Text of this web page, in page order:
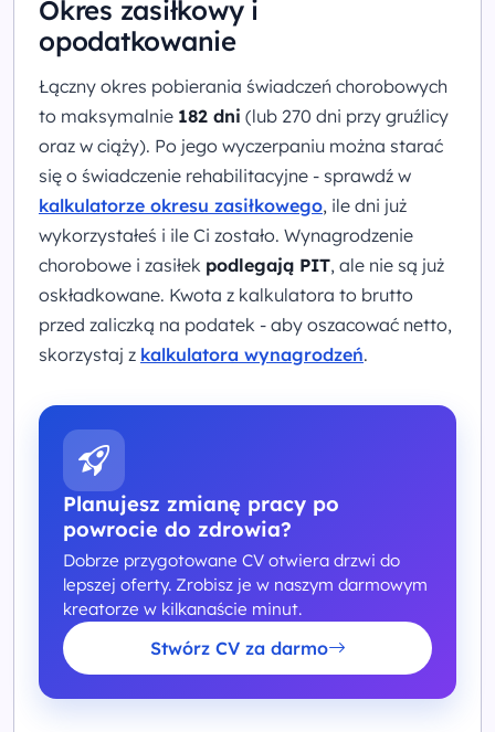
Okres zasiłkowy i
opodatkowanie
Łączny okres pobierania świadczeń chorobowych
to maksymalnie 182 dni (lub 270 dni przy gruźlicy
oraz w ciąży). Po jego wyczerpaniu można starać
się o świadczenie rehabilitacyjne - sprawdź w
kalkulatorze okresu zasiłkowego, ile dni już
wykorzystałeś i ile Ci zostało. Wynagrodzenie
chorobowe i zasiłek podlegają PIT, ale nie są już
oskładkowane. Kwota z kalkulatora to brutto
przed zaliczką na podatek - aby oszacować netto,
skorzystaj z kalkulatora wynagrodzeń.
Planujesz zmianę pracy po
powrocie do zdrowia?
Dobrze przygotowane CV otwiera drzwi do
lepszej oferty. Zrobisz je w naszym darmowym
kreatorze w kilkanaście minut.
Stwórz CV za darmo